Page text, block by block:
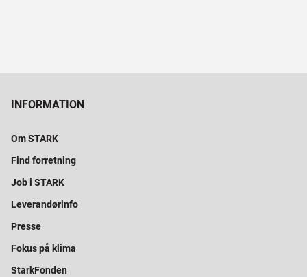
INFORMATION
Om STARK
Find forretning
Job i STARK
Leverandørinfo
Presse
Fokus på klima
StarkFonden